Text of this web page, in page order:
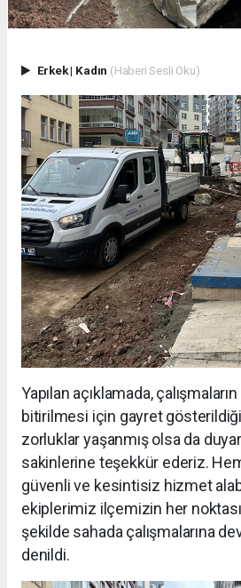
Erkek| Kadın (Haberi Sesli Oku)
Yapılan açıklamada,
bitirilmesi için gayret
zorluklar yaşanmış olsa da
sakinlerine teşekkür ederiz.
güvenli ve kesintisiz hizmet
ekiplerimiz ilçemizin her
şekilde sahada çalışmalarına
denildi.